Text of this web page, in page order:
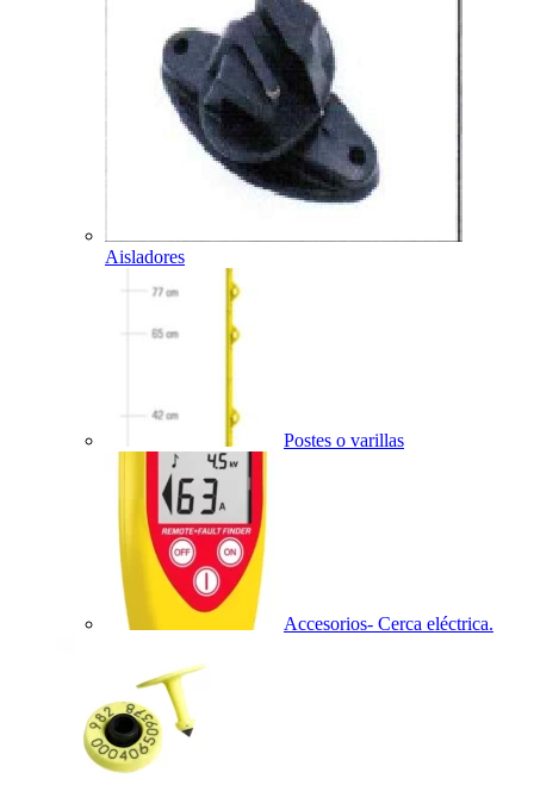
Aisladores
Postes o varillas
Accesorios- Cerca eléctrica.